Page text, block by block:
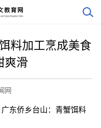
料加工烹成美食
爽滑
网
东侨乡台山：青蟹饵料